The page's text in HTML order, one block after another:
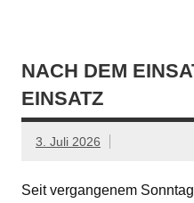
NACH DEM
EINSATZ
3. Juli 2026
Seit vergangenem